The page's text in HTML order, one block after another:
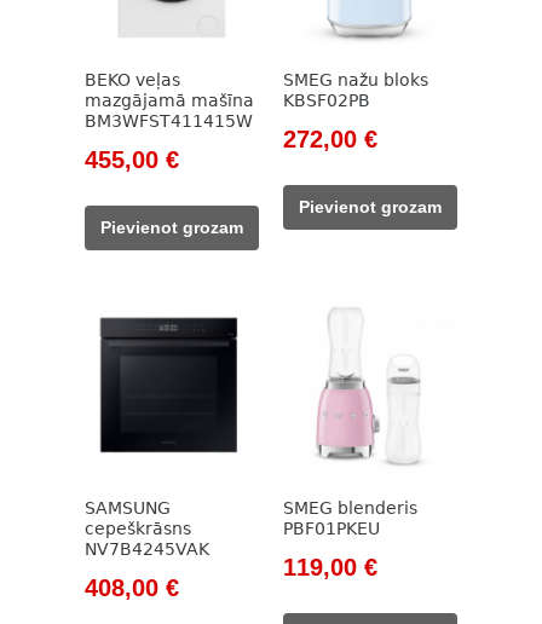
BEKO veļas
mazgājamā mašīna
BM3WFST411415W
Original
was:
785,00 €.
455,00 €Current
455,00 €.
Pievienot grozam
SMEG nažu bloks
KBSF02PB
Original
was:
320,00 €.
272,00 €Current
272,00 €.
Pievienot grozam
SAMSUNG
cepeškrāsns
NV7B4245VAK
Original
408,00 €Current
SMEG blenderis
PBF01PKEU
Original
119,00 €Current